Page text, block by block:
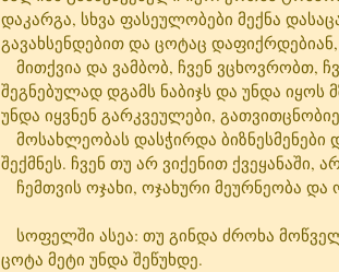
დაკარგა, სხვა ფასეულობები მექნა
გავახსენდებით და ცოტაც
მითქვია და ვამბობ, ჩვენ ვცხოვრობთ,
შეგნებულად დგამს ნაბიჯს და უნდა იყოს
უნდა იყვნენ გარკვეულები,
მოსახლეობას დასჭირდა ბიზნესმენები
შექმნეს. ჩვენ თუ არ ვიქენით ქვეყანაში,
ჩემთვის ოჯახი, ოჯახური მეურნეობა
სოფელში ასეა: თუ გინდა ძროხა
ცოტა მეტი უნდა შეწუხდე.